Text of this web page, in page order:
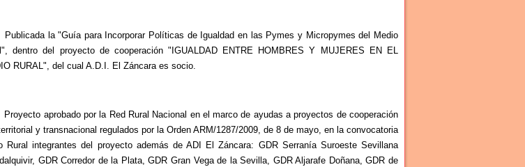
Publicada la "Guía para Incorporar Políticas de Igualdad en las Pymes y Micropymes del Medio
dentro del proyecto de cooperación "IGUALDAD ENTRE HOMBRES Y MUJERES EN EL
RURAL", del cual A.D.I. El Záncara es socio.
aprobado por la Red Rural Nacional en el marco de ayudas a proyectos de cooperación
y transnacional regulados por la Orden ARM/1287/2009, de 8 de mayo, en la convocatoria
Rural integrantes del proyecto además de ADI El Záncara: GDR Serranía Suroeste Sevillana
GDR Corredor de la Plata, GDR Gran Vega de la Sevilla, GDR Aljarafe Doñana, GDR de